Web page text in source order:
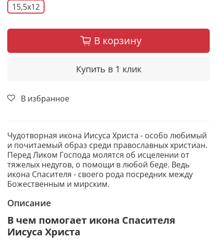
15,5x12
В корзину
Купить в 1 клик
В избранное
Чудотворная икона Иисуса Христа - особо любимый
и почитаемый образ среди православных христиан.
Перед Ликом Господа молятся об исцелении от
тяжелых недугов, о помощи в любой беде. Ведь
икона Спасителя - своего рода посредник между
Божественным и мирским.
Описание
В чем помогает икона Спасителя
Иисуса Христа